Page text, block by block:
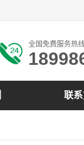
全国免费服务热线
联